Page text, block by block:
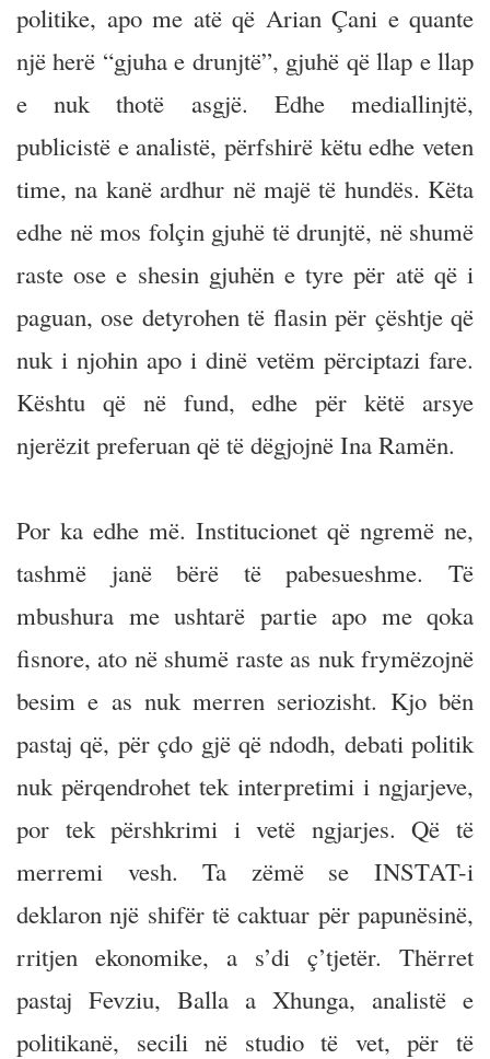
politike, apo me atë që Arian Çani e quante
një herë “gjuha e drunjtë”, gjuhë që llap e llap
e nuk thotë asgjë. Edhe mediallinjtë,
publicistë e analistë, përfshirë këtu edhe veten
time, na kanë ardhur në majë të hundës. Këta
edhe në mos folçin gjuhë të drunjtë, në shumë
raste ose e shesin gjuhën e tyre për atë që i
paguan, ose detyrohen të flasin për çështje që
nuk i njohin apo i dinë vetëm përciptazi fare.
Kështu që në fund, edhe për këtë arsye
njerëzit preferuan që të dëgjojnë Ina Ramën.
Por ka edhe më. Institucionet që ngremë ne,
tashmë janë bërë të pabesueshme. Të
mbushura me ushtarë partie apo me qoka
fisnore, ato në shumë raste as nuk frymëzojnë
besim e as nuk merren seriozisht. Kjo bën
pastaj që, për çdo gjë që ndodh, debati politik
nuk përqendrohet tek interpretimi i ngjarjeve,
por tek përshkrimi i vetë ngjarjes. Që të
merremi vesh. Ta zëmë se INSTAT-i
deklaron një shifër të caktuar për papunësinë,
rritjen ekonomike, a s’di ç’tjetër. Thërret
pastaj Fevziu, Balla a Xhunga, analistë e
politikanë, secili në studio të vet, për të